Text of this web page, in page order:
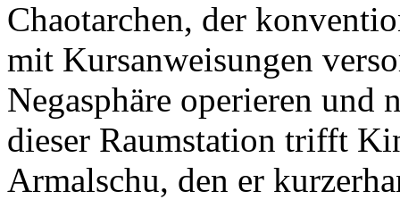
Chaotarchen, der
mit Kursanweisungen
Negasphäre operieren
dieser Raumstation trifft
Armalschu, den er